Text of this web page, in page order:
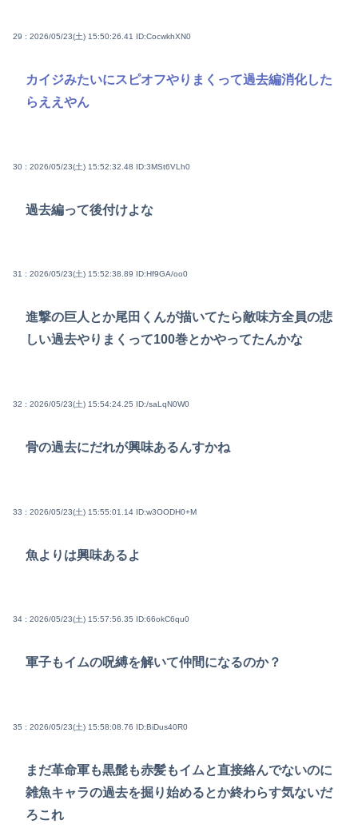
29 : 2026/05/23(土) 15:50:26.41 ID:CocwkhXN0
カイジみたいにスピオフやりまくって過去編消化した
らええやん
30 : 2026/05/23(土) 15:52:32.48 ID:3MSt6VLh0
過去編って後付けよな
31 : 2026/05/23(土) 15:52:38.89 ID:Hf9GA/oo0
進撃の巨人とか尾田くんが描いてたら敵味方全員の悲
しい過去やりまくって100巻とかやってたんかな
32 : 2026/05/23(土) 15:54:24.25 ID:/saLqN0W0
骨の過去にだれが興味あるんすかね
33 : 2026/05/23(土) 15:55:01.14 ID:w3OODH0+M
魚よりは興味あるよ
34 : 2026/05/23(土) 15:57:56.35 ID:66okC6qu0
軍子もイムの呪縛を解いて仲間になるのか？
35 : 2026/05/23(土) 15:58:08.76 ID:BiDus40R0
まだ革命軍も黒髭も赤髪もイムと直接絡んでないのに
雑魚キャラの過去を掘り始めるとか終わらす気ないだ
ろこれ